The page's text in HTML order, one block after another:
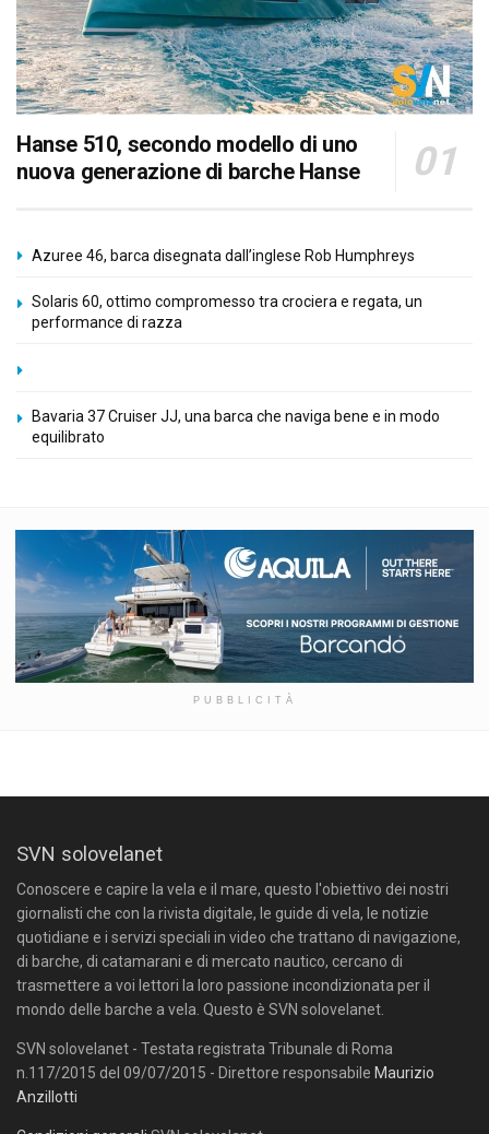
Hanse 510, secondo modello di uno
nuova generazione di barche Hanse
Azuree 46, barca disegnata dall’inglese Rob Humphreys
Solaris 60, ottimo compromesso tra crociera e regata, un
performance di razza
Bavaria 37 Cruiser JJ, una barca che naviga bene e in modo
equilibrato
PUBBLICITÀ
SVN solovelanet
Conoscere e capire la vela e il mare, questo l'obiettivo dei nostri
giornalisti che con la rivista digitale, le guide di vela, le notizie
quotidiane e i servizi speciali in video che trattano di navigazione,
di barche, di catamarani e di mercato nautico, cercano di
trasmettere a voi lettori la loro passione incondizionata per il
mondo delle barche a vela. Questo è SVN solovelanet.
SVN solovelanet - Testata registrata Tribunale di Roma
n.117/2015 del 09/07/2015 - Direttore responsabile Maurizio
Anzillotti